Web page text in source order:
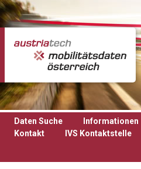
Direkt zum Inhalt
Daten Suche Informationen
Kontakt
IVS Kontaktstelle